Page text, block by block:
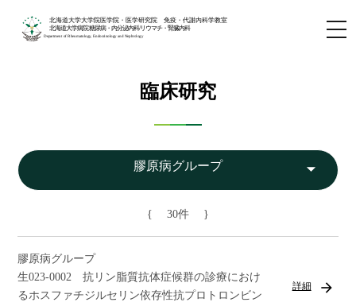
北海道大学大学院医学院・医学研究院 免疫・代謝内科学教室
北海道大学病院 糖尿病・内分泌内科/リウマチ・腎臓内科
Department of Rheumatology, Endocrinology and Nephrology
臨床研究
膠原病グループ arrow_drop_down
{ 30件 }
膠原病グループ
生023-0002 抗リン脂質抗体症候群の診療におけ
るホスファチジルセリン依存性抗プロトロンビン
詳細 arrow_forward